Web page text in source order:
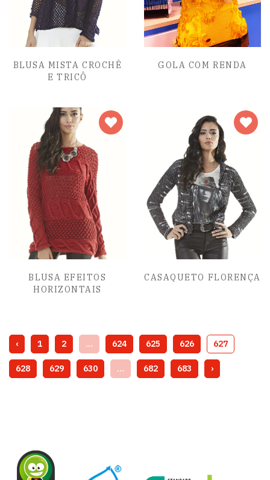
BLUSA MISTA CROCHÊ
E TRICÔ
GOLA COM RENDA
BLUSA EFEITOS
HORIZONTAIS
CASAQUETO FLORENÇA
‹ 1 2 ... 624 625 626 627
628 629 630 ... 682 683 ›